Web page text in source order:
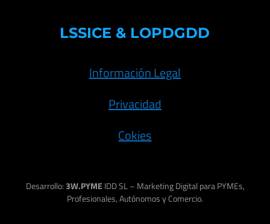
LSSICE & LOPDGDD
Información Legal
Privacidad
Cokies
Desarrollo: 3W.PYMEIDD SL – Marketing Digital para PYMEs,
Profesionales, Autónomos y Comercio.